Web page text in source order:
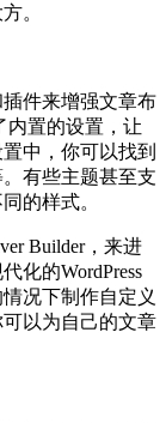
。
件来增强文章布
内置的设置，让
中，你可以找到
有些主题甚至支
的样式。
Builder，来进
化的WordPress
况下制作自定义
以为自己的文章